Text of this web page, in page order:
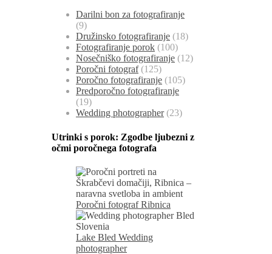
Darilni bon za fotografiranje
(9)
Družinsko fotografiranje (18)
Fotografiranje porok (100)
Nosečniško fotografiranje (12)
Poročni fotograf(125)
Poročno fotografiranje (105)
Predporočno fotografiranje
(19)
Wedding photographer(23)
Utrinki s porok: Zgodbe ljubezni z
očmi poročnega fotografa
Poročni fotograf Ribnica
Lake Bled Wedding
photographer